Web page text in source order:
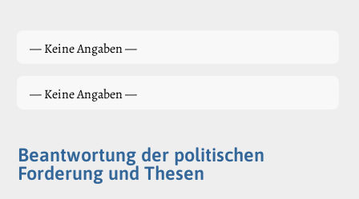
— Keine Angaben —
— Keine Angaben —
Beantwortung der politischen
Forderung und Thesen